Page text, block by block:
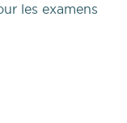
les examens